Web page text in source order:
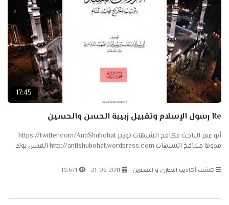
17:45
Re رسول الإسلام وتقبيل زبيبة الحسن والحسين
أبو عمر الباحث مكافح الشبهات تويتر https://twitter.com/AntiShubohat
مدونة مكافح الشبهات http://antishubohat.wordpress.com الفيس بوك
كشف أكاذيب النصارى و المنصرين 21-06-2011
19.671